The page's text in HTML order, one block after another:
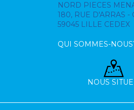
NORD PIECES
180, RUE D'ARRAS -
59045 LILLE CEDEX
QUI SOMMES-
NOUS